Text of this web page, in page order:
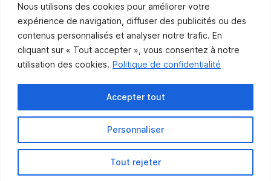
Nous utilisons des cookies pour améliorer votre
expérience de navigation, diffuser des publicités ou des
contenus personnalisés et analyser notre trafic. En
cliquant sur « Tout accepter », vous consentez à notre
utilisation des cookies. Politique de confidentialité
Personnaliser
Tout rejeter
Accepter tout
418 986-3100
Composez le 1 en tout temps pour toutes urgences.
Abonnez-vous
Abonnez-vous pour recevoir les nouvelles
de la Municipalité par courriel.